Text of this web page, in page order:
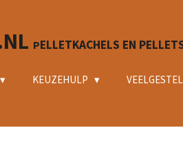
PELLETKACHELS EN
KEUZEHULP